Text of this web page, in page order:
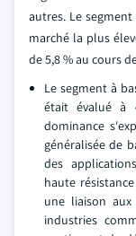
autres. Le
marché la plus
de 5,8 % au cours
Le segment à
était évalué à
dominance
généralisée de
des
haute
une liaison
industries